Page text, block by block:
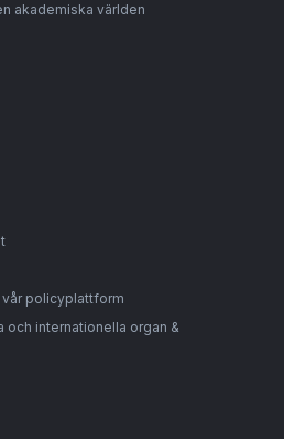
akademiska världen
policyplattform
och internationella organ &